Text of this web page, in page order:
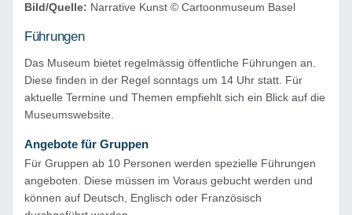
Bild/Quelle: Narrative Kunst © Cartoonmuseum Basel
Führungen
Das Museum bietet regelmässig öffentliche Führungen an.
Diese finden in der Regel sonntags um 14 Uhr statt. Für
aktuelle Termine und Themen empfiehlt sich ein Blick auf die
Museumswebsite.
Angebote für Gruppen
Für Gruppen ab 10 Personen werden spezielle Führungen
angeboten. Diese müssen im Voraus gebucht werden und
können auf Deutsch, Englisch oder Französisch